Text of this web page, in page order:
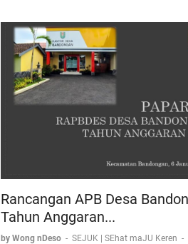
Rancangan APB Desa
Tahun Anggaran...
by Wong nDeso - SEJUK | SEhat maJU Keren -